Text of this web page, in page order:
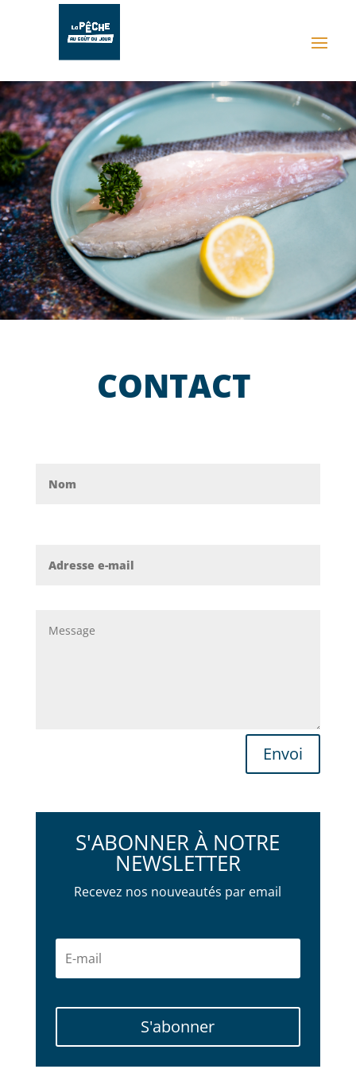
CONTACT
Envoi
S'ABONNER À NOTRE
NEWSLETTER
Recevez nos nouveautés par email
S'abonner